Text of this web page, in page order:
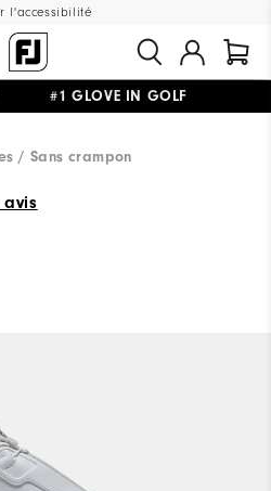
l'accessibilité
#1 GLOVE IN GOLF
Sans crampon
avis